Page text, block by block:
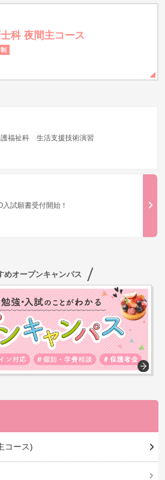
科 夜間主コース
護福祉科 生活支援技術演習
試願書受付開始！
めオープンキャンパス
コース)